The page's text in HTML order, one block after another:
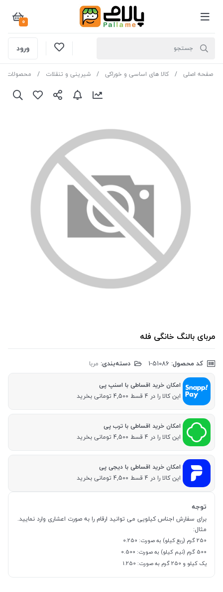
0
ورود
صفحه اصلی کالا های اساسی و خوراکی شیرینی و تنقلات محصولات
مربای بالنگ خانگی فله
کد محصول: دسته‌بندی: مربا
امکان خرید اقساطی با اسنپ پی
این کالا را در 4 قسط 4,500 تومانی بخرید
امکان خرید اقساطی با ترب پی
این کالا را در 4 قسط 4,500 تومانی بخرید
امکان خرید اقساطی با دیجی پی
این کالا را در 4 قسط 4,500 تومانی بخرید
توجه
برای سفارش اجناس کیلویی می توانید ارقام را به صورت اعشاری وارد نمایید.
مثال:
250 گرم (ربع کیلو) به صورت: 0.250
500 گرم (نیم کیلو) به صورت: 0.500
یک کیلو و 250 گرم به صورت: 1.250